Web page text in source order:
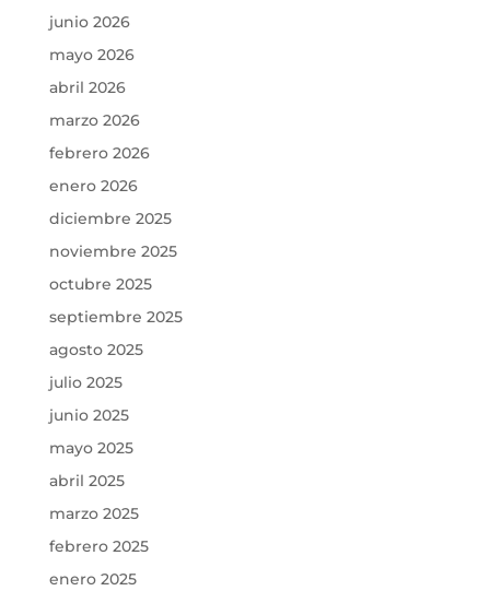
junio 2026
mayo 2026
abril 2026
marzo 2026
febrero 2026
enero 2026
diciembre 2025
noviembre 2025
octubre 2025
septiembre 2025
agosto 2025
julio 2025
junio 2025
mayo 2025
abril 2025
marzo 2025
febrero 2025
enero 2025